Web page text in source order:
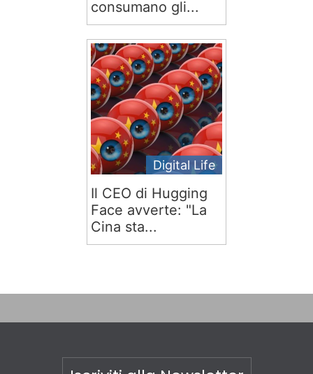
consumano gli...
Digital Life
Il CEO di Hugging
Face avverte: "La
Cina sta...